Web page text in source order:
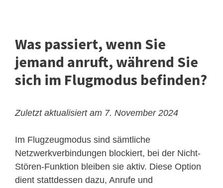
Was passiert, wenn Sie
jemand anruft, während Sie
sich im Flugmodus befinden?
Zuletzt aktualisiert am 7. November 2024
Im Flugzeugmodus sind sämtliche
Netzwerkverbindungen blockiert, bei der Nicht-
Stören-Funktion bleiben sie aktiv. Diese Option
dient stattdessen dazu, Anrufe und